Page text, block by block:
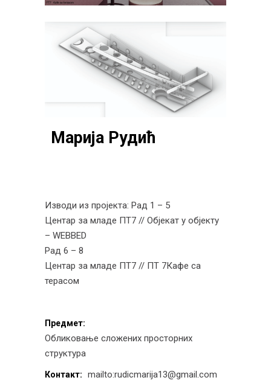
Марија Рудић
Изводи из пројекта: Рад 1 – 5
Центар за младе ПТ7 // Објекат у објекту
– WEBBED
Рад 6 – 8
Центар за младе ПТ7 // ПТ 7Кафе са
терасом
Предмет:
Обликовање сложених просторних
структура
Контакт:
mailto:rudicmarija13@gmail.com